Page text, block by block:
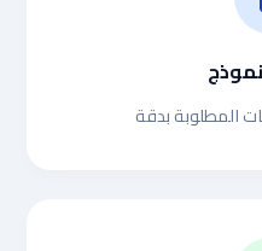
المطلوبة بدقة